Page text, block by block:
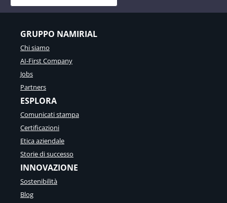
GRUPPO NAMIRIAL
Chi siamo
AI-First Company
Jobs
Partners
ESPLORA
Comunicati stampa
Certificazioni
Etica aziendale
Storie di successo
INNOVAZIONE
Sostenibilità
Blog